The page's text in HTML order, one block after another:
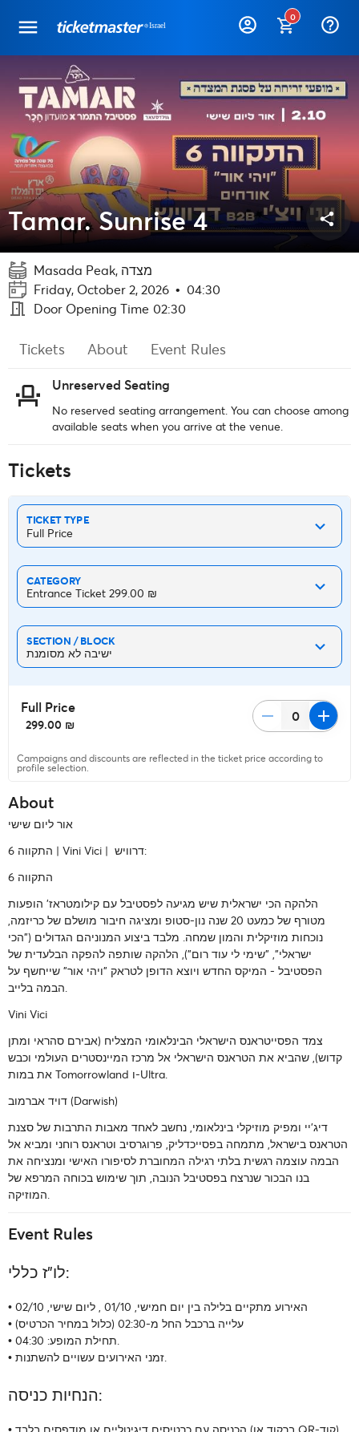
0 help_outline
Masada Peak, מצדה
Friday, October 2, 2026 • 04:30
meeting_room Door Opening Time 02:30
share
Tamar. Sunrise 4
Tickets About Event Rules
Unreserved Seating
No reserved seating arrangement. You can choose among
available seats when you arrive at the venue.
Tickets
Full Price
TICKET TYPE
Entrance Ticket ‏299.00 ₪
CATEGORY
ישיבה לא מסומנת
SECTION / BLOCK
Full Price
‏299.00 ₪ remove 0 add
Campaigns and discounts are reflected in the ticket price according to
profile selection.
About
אור ליום שישי
התקווה 6 | Vini Vici
| דרוויש:
התקווה 6
הלהקה הכי ישראלית שיש מגיעה לפסטיבל עם קילומטראז' הופעות
מטורף של כמעט 20 שנה נון-סטופ ומציגה חיבור מושלם של כריזמה,
נוכחות מוזיקלית והמון שמחה. מלבד ביצוע המנוניהם הגדולים ("הכי
ישראלי", "שימי לי עוד רום"), הלהקה שותפה להפקה הבלעדית של
הפסטיבל - המיקס החדש ויוצא הדופן לטראק "ויהי אור" שייחשף על
הבמה בלייב.
Vini Vici
צמד הפסייטראנס הישראלי הבינלאומי המצליח (אבירם סהראי ומתן
קדוש), שהביא את הטראנס הישראלי אל מרכז המיינסטרים העולמי וכבש
את במות Tomorrowland ו-Ultra.
דויד אברמוב (Darwish)
דיג'יי ומפיק מוזיקלי בינלאומי, נחשב לאחד מאבות התרבות של סצנת
הטראנס בישראל, מתמחה בפסייכדליק, פרוגרסיב וטראנס רוחני ומביא אל
הבמה עוצמה רגשית בלתי רגילה המחוברת לסיפורו האישי ומנציחה את
בנו הבכור שנרצח בפסטיבל הנובה, תוך שימוש בכוחה המרפא של
המוזיקה.
Event Rules
לו"ז כללי:
• האירוע מתקיים בלילה בין יום חמישי, 01/10 , ליום שישי, 02/10
• עלייה ברכבל החל מ-02:30 (כלול במחיר הכרטיס)
• תחילת המופע: 04:30.
• זמני האירועים עשויים להשתנות.
הנחיות כניסה: